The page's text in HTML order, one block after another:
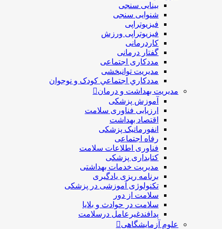
بینایی سنجی
شنوایی سنجی
فیزیوتراپی
فیزیوتراپی ورزش
کاردرمانی
گفتار درمانی
مددکاری اجتماعی
مديريت توانبخشی
مددکاري اجتماعي کودک و نوجوان
مدیریت بهداشت و درمان
آموزش پزشکی
ارزیابی فناوری سلامت
اقتصاد بهداشت
انفورماتیک پزشکی
رفاه اجتماعی
فناوری اطلاعات سلامت
کتابداری پزشکی
مديريت خدمات بهداشتی
برنامه ریزی یادگیری
تکنولوژی آموزشی در پزشکی
سلامت از دور
سلامت در حوادث و بلایا
پدافندغیرعامل درسلامت
علوم آزمایشگاهی